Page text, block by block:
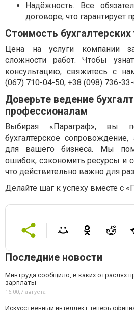
Надёжность. Все
договоре, что гарантирует
Стоимость бухгалтерских
Цена на услуги компании
сложности работ. Чтобы
консультацию, свяжитесь с
(067) 710-04-50, +38 (098) 736-
Доверьте ведение
профессионалам
Выбирая «Параграф», вы
бухгалтерское
для вашего бизнеса. Мы
ошибок, сэкономить ресурсы и
что действительно важно для
Делайте шаг к успеху вместе с
Последние новости
Минтруда сообщило, в каких отраслях
зарплаты
16:00,7 августа
Искусственный интеллект теперь